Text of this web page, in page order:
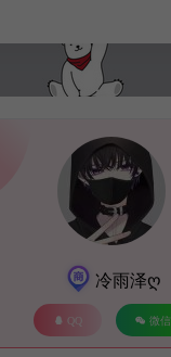
冷雨泽ღ
QQ 微信